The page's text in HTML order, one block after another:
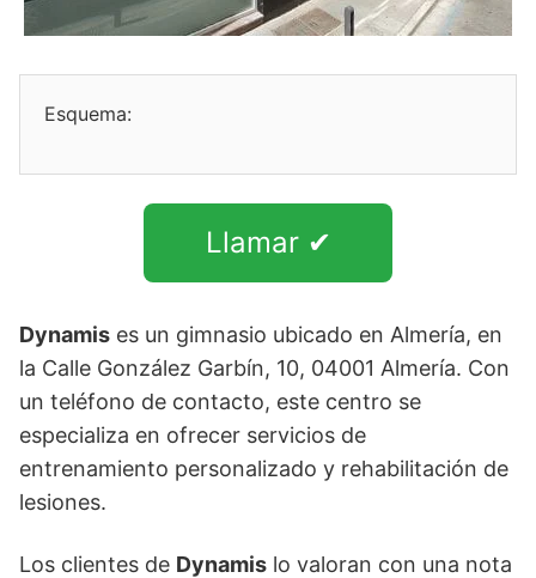
Esquema:
Llamar ✔
Dynamis es un gimnasio ubicado en Almería, en
la Calle González Garbín, 10, 04001 Almería. Con
un teléfono de contacto, este centro se
especializa en ofrecer servicios de
entrenamiento personalizado y rehabilitación de
lesiones.
Los clientes de Dynamis lo valoran con una nota